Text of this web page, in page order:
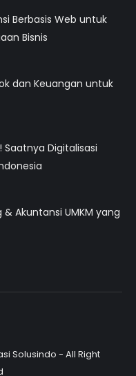
Berbasis Web untuk
Bisnis
dan Keuangan untuk
Digitalisasi
Akuntansi UMKM yang
Solusindo - All Right